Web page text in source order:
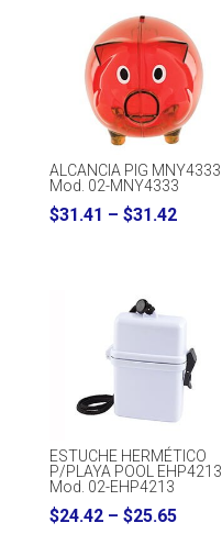
ALCANCIA PIG MNY4333
Mod. 02-MNY4333
$31.41 – $31.42Price
$31.42
ESTUCHE HERMÉTICO
P/PLAYA POOL EHP4213
Mod. 02-EHP4213
$24.42 – $25.65Price